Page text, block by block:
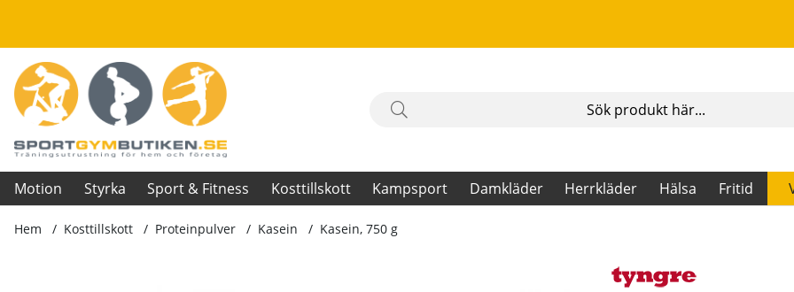
Motion Styrka Sport & Fitness Kosttillskott Kampsport Damkläder Herrkläder Hälsa Fritid
Hem Kosttillskott Proteinpulver Kasein Kasein, 750 g